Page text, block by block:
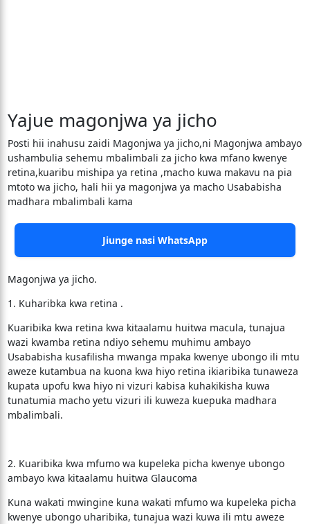
Yajue magonjwa ya jicho
Posti hii inahusu zaidi Magonjwa ya jicho,ni Magonjwa ambayo
ushambulia sehemu mbalimbali za jicho kwa mfano kwenye
retina,kuaribu mishipa ya retina ,macho kuwa makavu na pia
mtoto wa jicho, hali hii ya magonjwa ya macho Usababisha
madhara mbalimbali kama
Jiunge nasi WhatsApp
Magonjwa ya jicho.
1. Kuharibka kwa retina .
Kuaribika kwa retina kwa kitaalamu huitwa macula, tunajua
wazi kwamba retina ndiyo sehemu muhimu ambayo
Usababisha kusafilisha mwanga mpaka kwenye ubongo ili mtu
aweze kutambua na kuona kwa hiyo retina ikiaribika tunaweza
kupata upofu kwa hiyo ni vizuri kabisa kuhakikisha kuwa
tunatumia macho yetu vizuri ili kuweza kuepuka madhara
mbalimbali.
2. Kuaribika kwa mfumo wa kupeleka picha kwenye ubongo
ambayo kwa kitaalamu huitwa Glaucoma
Kuna wakati mwingine kuna wakati mfumo wa kupeleka picha
kwenye ubongo uharibika, tunajua wazi kuwa ili mtu aweze